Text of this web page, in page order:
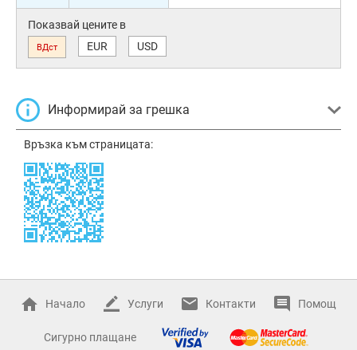
Показвай цените в
ВДст EUR USD
Информирай за грешка
Връзка към страницата:
Начало Услуги Контакти Помощ
Сигурно плащане